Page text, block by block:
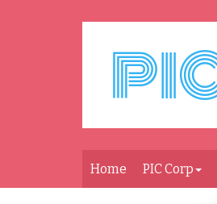
Home PIC Corp